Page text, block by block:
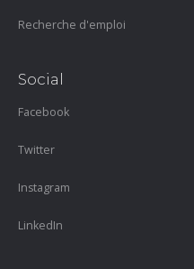
Recherche d'emploi
Social
Facebook
Twitter
Instagram
LinkedIn